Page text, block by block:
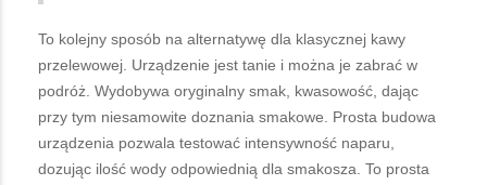
To kolejny sposób na alternatywę dla klasycznej kawy
przelewowej. Urządzenie jest tanie i można je zabrać w
podróż. Wydobywa oryginalny smak, kwasowość, dając
przy tym niesamowite doznania smakowe. Prosta budowa
urządzenia pozwala testować intensywność naparu,
dozując ilość wody odpowiednią dla smakosza. To prosta